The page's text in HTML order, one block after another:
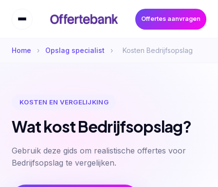
Offertes aanvragen
Home › Opslag specialist › Kosten Bedrijfsopslag
KOSTEN EN VERGELIJKING
Wat kost Bedrijfsopslag?
Gebruik deze gids om realistische offertes voor
Bedrijfsopslag te vergelijken.